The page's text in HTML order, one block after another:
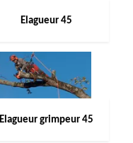
Elagueur 45
Elagueur grimpeur 45